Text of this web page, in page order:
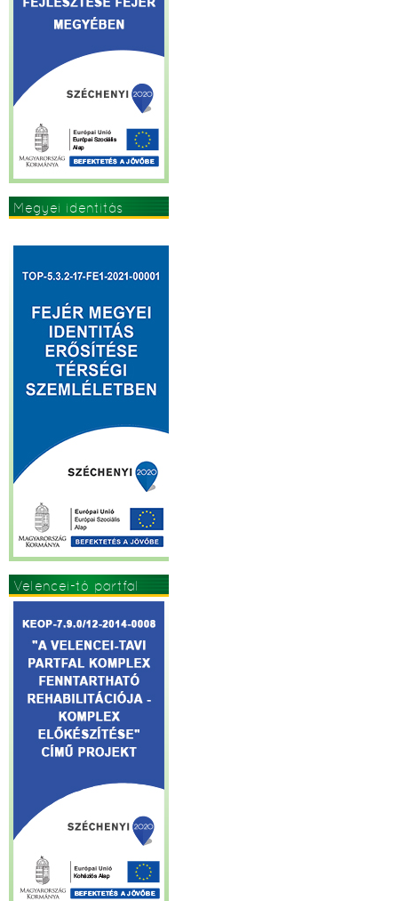
Megyei identitás
Velencei-tó partfal